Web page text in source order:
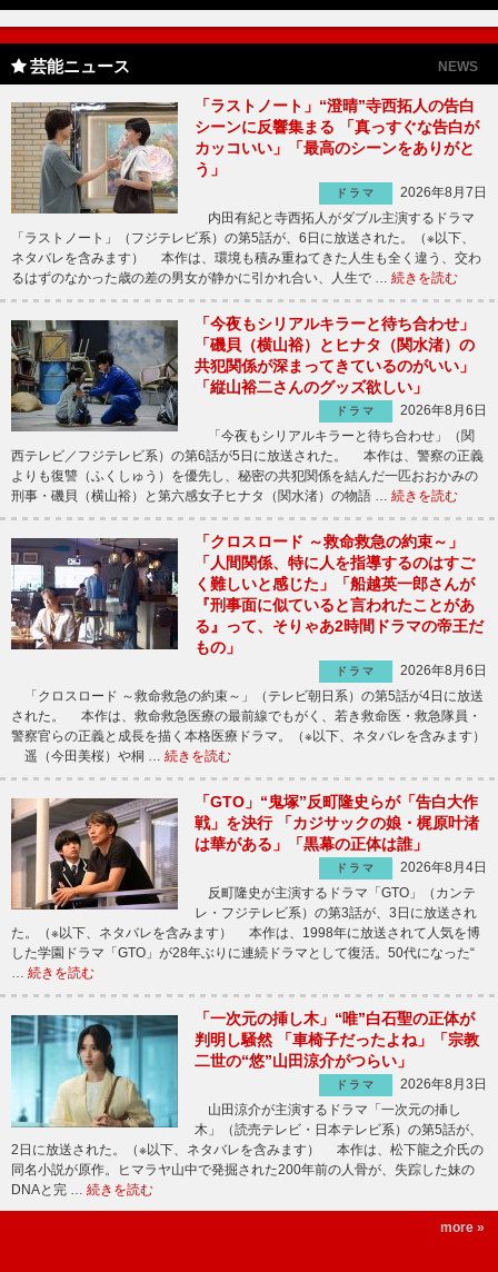
芸能ニュース NEWS
「ラストノート」“澄晴”寺西拓人の告白
シーンに反響集まる 「真っすぐな告白が
カッコいい」「最高のシーンをありがと
う」
ドラマ
2026年8月7日
内田有紀と寺西拓人がダブル主演するドラマ
「ラストノート」（フジテレビ系）の第5話が、6日に放送された。（※以下、
ネタバレを含みます） 本作は、環境も積み重ねてきた人生も全く違う、交わ
るはずのなかった歳の差の男女が静かに引かれ合い、人生で … 続きを読む
「今夜もシリアルキラーと待ち合わせ」
「磯貝（横山裕）とヒナタ（関水渚）の
共犯関係が深まってきているのがいい」
「縦山裕二さんのグッズ欲しい」
ドラマ
2026年8月6日
「今夜もシリアルキラーと待ち合わせ」（関
西テレビ／フジテレビ系）の第6話が5日に放送された。 本作は、警察の正義
よりも復讐（ふくしゅう）を優先し、秘密の共犯関係を結んだ一匹おおかみの
刑事・磯貝（横山裕）と第六感女子ヒナタ（関水渚）の物語 … 続きを読む
「クロスロード ～救命救急の約束～」
「人間関係、特に人を指導するのはすご
く難しいと感じた」「船越英一郎さんが
『刑事面に似ていると言われたことがあ
る』って、そりゃあ2時間ドラマの帝王だ
もの」
ドラマ
2026年8月6日
「クロスロード ～救命救急の約束～」（テレビ朝日系）の第5話が4日に放送
された。 本作は、救命救急医療の最前線でもがく、若き救命医・救急隊員・
警察官らの正義と成長を描く本格医療ドラマ。（※以下、ネタバレを含みます）
遥（今田美桜）や桐 … 続きを読む
「GTO」“鬼塚”反町隆史らが「告白大作
戦」を決行 「カジサックの娘・梶原叶渚
は華がある」「黒幕の正体は誰」
ドラマ
2026年8月4日
反町隆史が主演するドラマ「GTO」（カンテ
レ・フジテレビ系）の第3話が、3日に放送され
た。（※以下、ネタバレを含みます） 本作は、1998年に放送されて人気を博
した学園ドラマ「GTO」が28年ぶりに連続ドラマとして復活。50代になった“
… 続きを読む
「一次元の挿し木」“唯”白石聖の正体が
判明し騒然 「車椅子だったよね」「宗教
二世の“悠”山田涼介がつらい」
ドラマ
2026年8月3日
山田涼介が主演するドラマ「一次元の挿し
木」（読売テレビ・日本テレビ系）の第5話が、
2日に放送された。（※以下、ネタバレを含みます） 本作は、松下龍之介氏の
同名小説が原作。ヒマラヤ山中で発掘された200年前の人骨が、失踪した妹の
DNAと完 … 続きを読む
more »